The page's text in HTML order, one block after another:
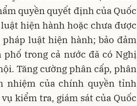
quyền quyết định của Quốc
hiện hành hoặc chưa được
luật hiện hành; bảo đảm
trong cả nước đã có Nghị
Tăng cường phân cấp, phân
nhiệm của chính quyền tỉnh
kiểm tra, giám sát của Quốc